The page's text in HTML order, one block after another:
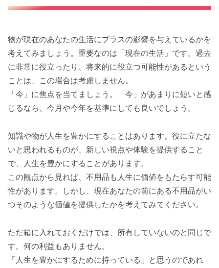
物が現在のあなたの生活にプラスの影響を与えているかを
考えてみましょう。重要なのは「現在の生活」です。過去
に非常に役立ったり、将来的に役立つ可能性があるという
ことは、この場合は考慮しません。
「今」に焦点を当てましょう。「今」があまりに短いと感
じるなら、今月や今年を基準にしても良いでしょう。
知識や物が人生を豊かにすることはあります。役に立たな
いと思われるものが、新しい視点や体験を提供すること
で、人生を豊かにすることがあります。
この観点から見れば、不用品も人生に価値をもたらす可能
性があります。しかし、現在あなたの前にある不用品がい
つそのような価値を提供したかを考えてみてください。
ただ箱に入れておくだけでは、所有していないのと同じで
す。何の利益もありません。
「人生を豊かにするために持っている」と思うのであれ